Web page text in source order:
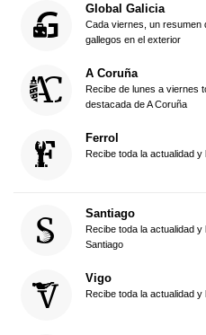
Global Galicia
Cada viernes, un resumen
gallegos en el exterior
A Coruña
Recibe de lunes a viernes
destacada de A Coruña
Ferrol
Recibe toda la actualidad
Santiago
Recibe toda la actualidad
Santiago
Vigo
Recibe toda la actualidad